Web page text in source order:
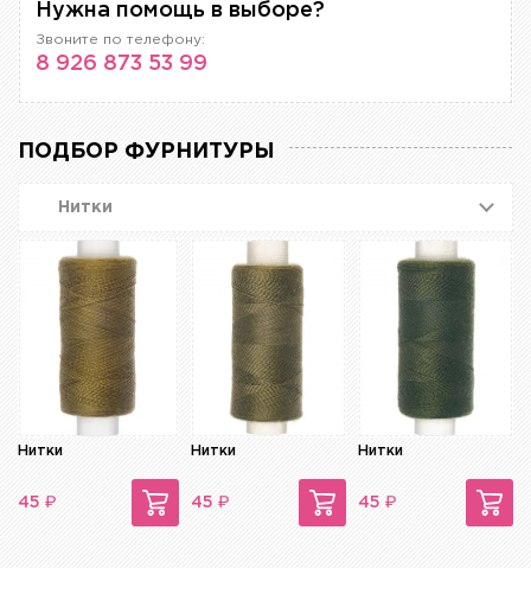
Нужна помощь в выборе?
Звоните по телефону:
8 926 873 53 99
ПОДБОР ФУРНИТУРЫ
Нитки
Нитки
45 ₽
Нитки
45 ₽
Нитки
45 ₽